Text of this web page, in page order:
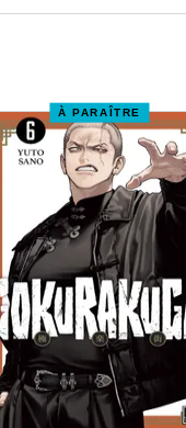
À PARAÎTRE